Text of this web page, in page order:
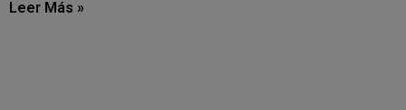
Leer Más »